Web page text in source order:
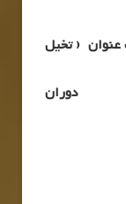
عنوان ( تخیل